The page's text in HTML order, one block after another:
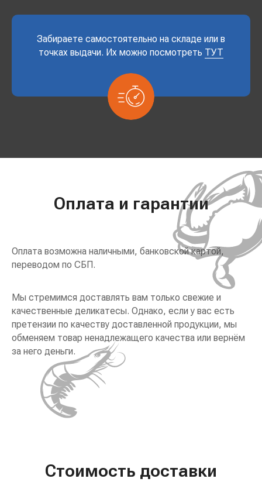
Забираете самостоятельно на складе или в
точках выдачи. Их можно посмотреть ТУТ
Оплата и гарантии
Оплата возможна наличными, банковской картой,
переводом по СБП.
Мы стремимся доставлять вам только свежие и
качественные деликатесы. Однако, если у вас есть
претензии по качеству доставленной продукции, мы
обменяем товар ненадлежащего качества или вернём
за него деньги.
Стоимость доставки